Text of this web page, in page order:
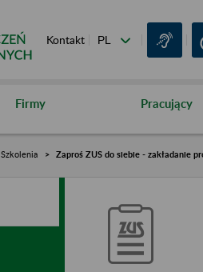
Kontakt
Firmy Pracujący
Szkolenia Zaproś ZUS do siebie - zakładanie